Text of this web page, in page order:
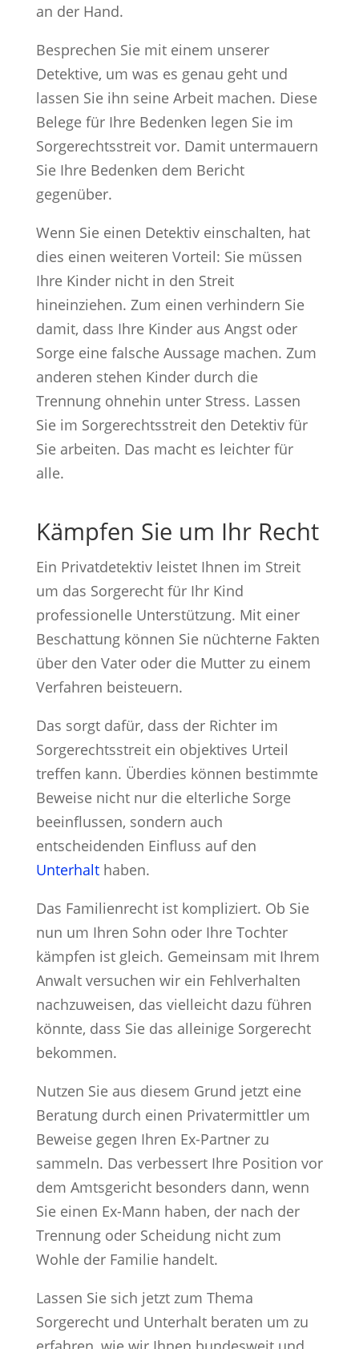
an der Hand.
Besprechen Sie mit einem unserer
Detektive, um was es genau geht und
lassen Sie ihn seine Arbeit machen. Diese
Belege für Ihre Bedenken legen Sie im
Sorgerechtsstreit vor. Damit untermauern
Sie Ihre Bedenken dem Bericht
gegenüber.
Wenn Sie einen Detektiv einschalten, hat
dies einen weiteren Vorteil: Sie müssen
Ihre Kinder nicht in den Streit
hineinziehen. Zum einen verhindern Sie
damit, dass Ihre Kinder aus Angst oder
Sorge eine falsche Aussage machen. Zum
anderen stehen Kinder durch die
Trennung ohnehin unter Stress. Lassen
Sie im Sorgerechtsstreit den Detektiv für
Sie arbeiten. Das macht es leichter für
alle.
Kämpfen Sie um Ihr Recht
Ein Privatdetektiv leistet Ihnen im Streit
um das Sorgerecht für Ihr Kind
professionelle Unterstützung. Mit einer
Beschattung können Sie nüchterne Fakten
über den Vater oder die Mutter zu einem
Verfahren beisteuern.
Das sorgt dafür, dass der Richter im
Sorgerechtsstreit ein objektives Urteil
treffen kann. Überdies können bestimmte
Beweise nicht nur die elterliche Sorge
beeinflussen, sondern auch
entscheidenden Einfluss auf den
Unterhalthaben.
Das Familienrecht ist kompliziert. Ob Sie
nun um Ihren Sohn oder Ihre Tochter
kämpfen ist gleich. Gemeinsam mit Ihrem
Anwalt versuchen wir ein Fehlverhalten
nachzuweisen, das vielleicht dazu führen
könnte, dass Sie das alleinige Sorgerecht
bekommen.
Nutzen Sie aus diesem Grund jetzt eine
Beratung durch einen Privatermittler um
Beweise gegen Ihren Ex-Partner zu
sammeln. Das verbessert Ihre Position vor
dem Amtsgericht besonders dann, wenn
Sie einen Ex-Mann haben, der nach der
Trennung oder Scheidung nicht zum
Wohle der Familie handelt.
Lassen Sie sich jetzt zum Thema
Sorgerecht und Unterhalt beraten um zu